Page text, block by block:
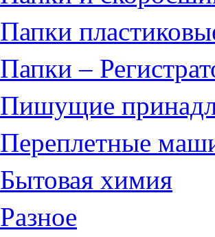
Папки
Папки –
Пишущие
Переплетные
Бытовая химия
Разное